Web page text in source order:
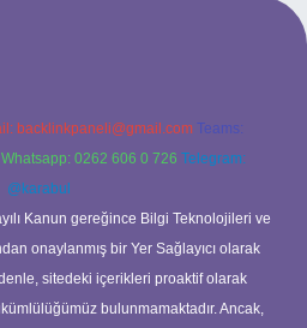
backlinkpaneli@gmail.com Teams:
Whatsapp: 0262 606 0 726 Telegram:
@karabul
Kanun gereğince Bilgi Teknolojileri ve
onaylanmış bir Yer Sağlayıcı olarak
sitedeki içerikleri proaktif olarak
bulunmamaktadır. Ancak,